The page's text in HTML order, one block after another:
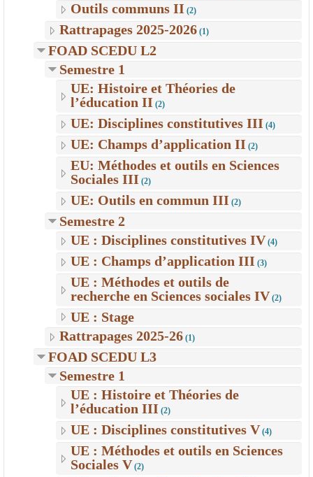
Outils communs II (2)
Rattrapages 2025-2026 (1)
FOAD SCEDU L2
Semestre 1
UE: Histoire et Théories de
l’éducation II (2)
UE: Disciplines constitutives III (4)
UE: Champs d’application II (2)
EU: Méthodes et outils en Sciences
Sociales III (2)
UE: Outils en commun III (2)
Semestre 2
UE : Disciplines constitutives IV (4)
UE : Champs d’application III (3)
UE : Méthodes et outils de
recherche en Sciences sociales IV (2)
UE : Stage
Rattrapages 2025-26 (1)
FOAD SCEDU L3
Semestre 1
UE : Histoire et Théories de
l’éducation III (2)
UE : Disciplines constitutives V (4)
UE : Méthodes et outils en Sciences
Sociales V (2)